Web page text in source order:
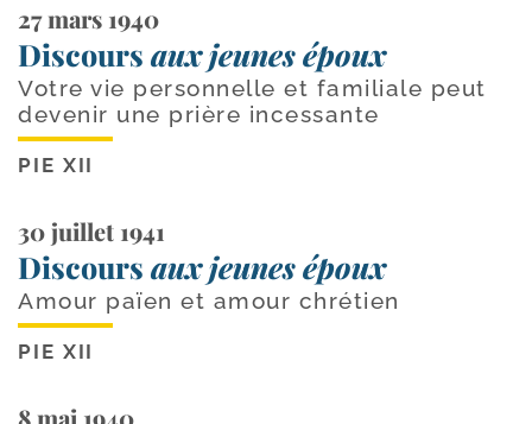
27 mars 1940
Discours aux jeunes époux
Votre vie personnelle et familiale peut
devenir une prière incessante
PIE XII
30 juillet 1941
Discours aux jeunes époux
Amour païen et amour chrétien
PIE XII
8 mai 1940